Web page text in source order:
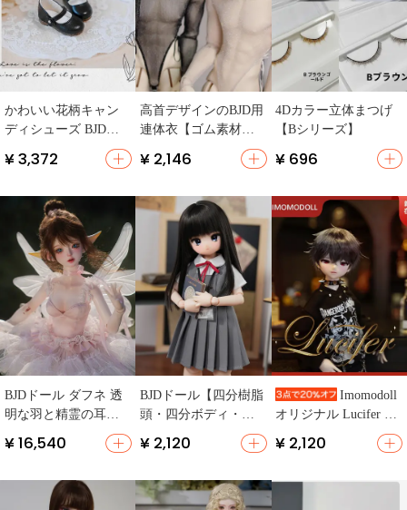
かわいい花柄キャン
ディシューズ BJDド
ール用【タイプ1/4・
1/6対応】
¥ 3,372
高首デザインのBJD用
連体衣【ゴム素材・
高いスリット・リボ
ン付】
¥ 2,146
4Dカラー立体まつげ
【Bシリーズ】
¥ 696
BJDドール ダフネ 透
明な羽と精霊の耳を
持つ手作りおもちゃ
¥ 16,540
BJDドール【四分樹脂
頭・四分ボディ・リ
¥ 2,120
Imomodoll
オリジナル Lucifer 4
分化クリアヘッド＆
ボディ正規BJDドール
¥ 2,120